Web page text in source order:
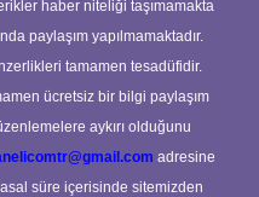
haber niteliği taşımamakta
paylaşım yapılmamaktadır.
tamamen tesadüfidir.
ücretsiz bir bilgi paylaşım
aykırı olduğunu
adresine
süre içerisinde sitemizden